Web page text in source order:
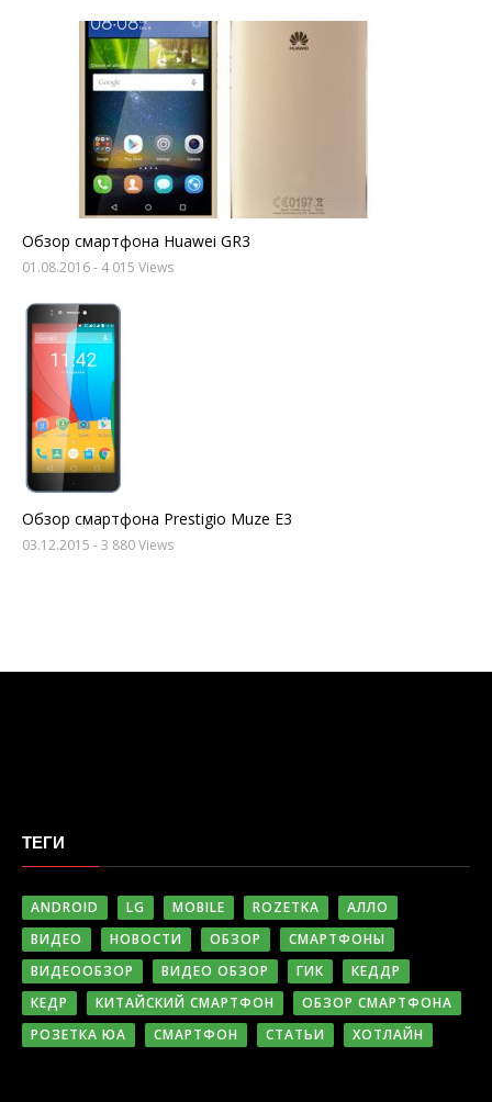
Обзор смартфона Huawei GR3
01.08.2016- 4 015 Views
Обзор смартфона Prestigio Muze E3
03.12.2015 - 3 880 Views
ТЕГИ
ANDROID LG MOBILE ROZETKA
АЛЛО
ВИДЕО
НОВОСТИ ОБЗОР
СМАРТФОНЫ
ВИДЕООБЗОР
ВИДЕО ОБЗОР ГИК
КЕДДР
КЕДР
КИТАЙСКИЙ СМАРТФОН
ОБЗОР СМАРТФОНА
РОЗЕТКА ЮА
СМАРТФОН СТАТЬИ ХОТЛАЙН